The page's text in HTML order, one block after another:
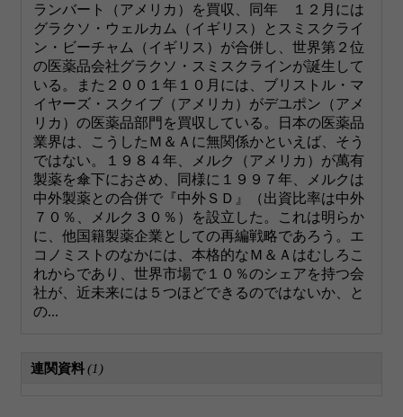
ランバート（アメリカ）を買収、同年 １２月には
グラクソ・ウェルカム（イギリス）とスミスクライ
ン・ビーチャム（イギリス）が合併し、世界第２位
の医薬品会社グラクソ・スミスクラインが誕生して
いる。また２００１年１０月には、ブリストル・マ
イヤーズ・スクイブ（アメリカ）がデユポン（アメ
リカ）の医薬品部門を買収している。日本の医薬品
業界は、こうしたＭ＆Ａに無関係かといえば、そう
ではない。１９８４年、メルク（アメリカ）が萬有
製薬を傘下におさめ、同様に１９９７年、メルクは
中外製薬との合併で『中外ＳＤ』（出資比率は中外
７０％、メルク３０％）を設立した。これは明らか
に、他国籍製薬企業としての再編戦略であろう。エ
コノミストのなかには、本格的なＭ＆Ａはむしろこ
れからであり、世界市場で１０％のシェアを持つ会
社が、近未来には５つほどできるのではないか、と
の...
連関資料(1)